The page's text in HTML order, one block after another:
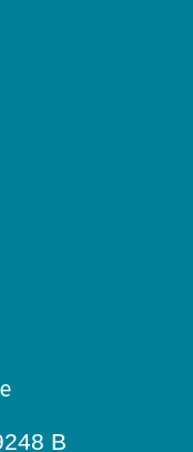
B